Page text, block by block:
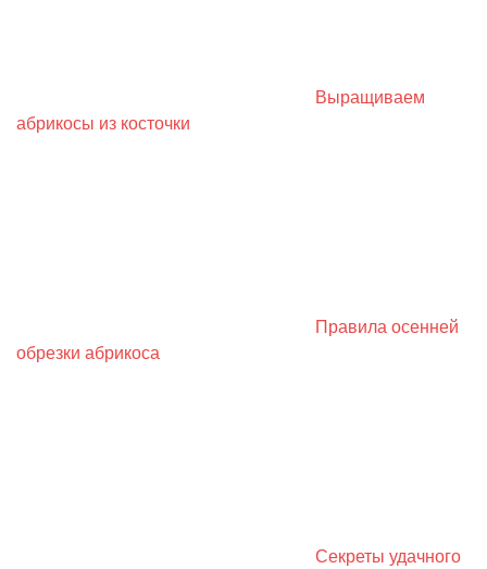
Выращиваем
абрикосы из косточки
Правила осенней
обрезки абрикоса
Секреты удачного